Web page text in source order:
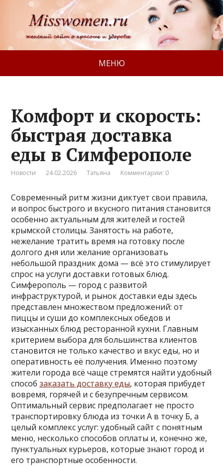
МЕНЮ
Комфорт и скорость:
быстрая доставка
еды в Симферополе
Новости 24.02.2026 Татьяна Комментарии: 0
Современный ритм жизни диктует свои правила,
и вопрос быстрого и вкусного питания становится
особенно актуальным для жителей и гостей
крымской столицы. Занятость на работе,
нежелание тратить время на готовку после
долгого дня или желание организовать
небольшой праздник дома — всё это стимулирует
спрос на услуги доставки готовых блюд.
Симферополь — город с развитой
инфраструктурой, и рынок доставки еды здесь
представлен множеством предложений: от
пиццы и суши до комплексных обедов и
изысканных блюд ресторанной кухни. Главным
критерием выбора для большинства клиентов
становится не только качество и вкус еды, но и
оперативность её получения. Именно поэтому
жители города всё чаще стремятся найти удобный
способзаказать доставку еды, которая прибудет
вовремя, горячей и с безупречным сервисом.
Оптимальный сервис предполагает не просто
транспортировку блюда из точки А в точку Б, а
целый комплекс услуг: удобный сайт с понятным
меню, несколько способов оплаты и, конечно же,
пунктуальных курьеров, которые знают город и
его транспортные особенности.